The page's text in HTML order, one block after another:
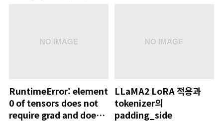
RuntimeError: element
0 of tensors does not
require grad and does
LLaMA2 LoRA 적용과
tokenizer의
padding_side